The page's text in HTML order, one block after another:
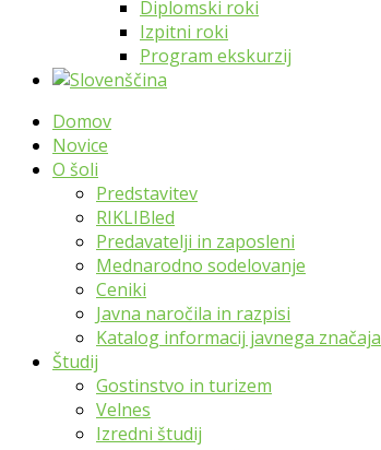
Diplomski roki
Izpitni roki
Program ekskurzij
Domov
Novice
O šoli
Predstavitev
RIKLIBled
Predavatelji in zaposleni
Mednarodno sodelovanje
Ceniki
Javna naročila in razpisi
Katalog informacij javnega značaja
Študij
Gostinstvo in turizem
Velnes
Izredni študij